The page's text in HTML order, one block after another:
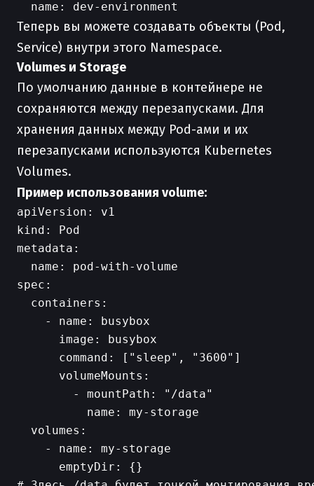
Теперь вы можете создавать объекты (Pod,
Service) внутри этого Namespace.
Volumes и Storage
По умолчанию данные в контейнере не
сохраняются между перезапусками. Для
хранения данных между Pod-ами и их
перезапусками используются Kubernetes
Volumes.
Пример использования volume:
apiVersion: v1
kind: Pod
metadata:
  name: pod-with-volume
spec:
  containers:
    - name: busybox
      image: busybox
      command: ["sleep", "3600"]
      volumeMounts:
        - mountPath: "/data"
          name: my-storage
  volumes:
    - name: my-storage
      emptyDir: {}